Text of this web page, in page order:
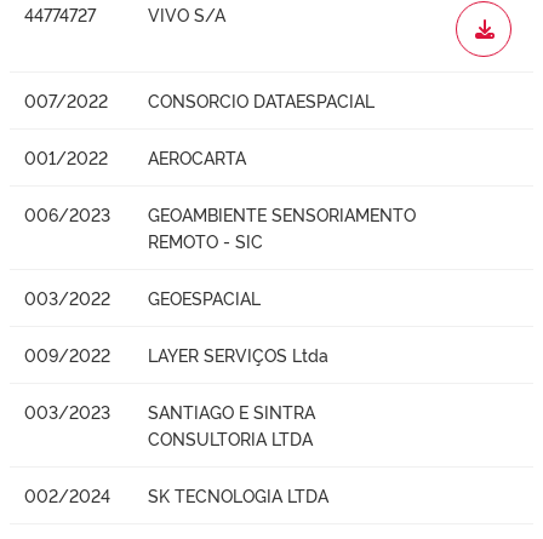
44774727 VIVO S/A
WORD
007/2022 CONSORCIO DATAESPACIAL
001/2022 AEROCARTA
006/2023
GEOAMBIENTE SENSORIAMENTO
REMOTO - SIC
003/2022 GEOESPACIAL
009/2022 LAYER SERVIÇOS Ltda
003/2023
SANTIAGO E SINTRA
CONSULTORIA LTDA
002/2024 SK TECNOLOGIA LTDA